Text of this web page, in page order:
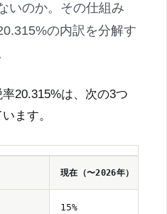
いのか。その仕組み
の内訳を分解す
20.315%は、次の3つ
ます。
現在（〜2026年）
15%